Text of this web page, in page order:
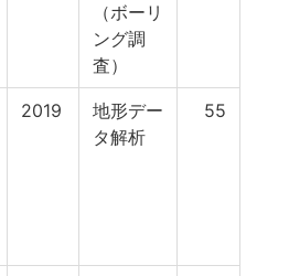
（ボーリ
ング調
査）
2019
地形デー
タ解析
55